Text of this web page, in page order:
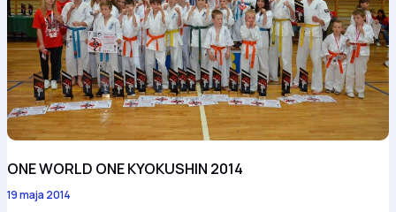
ONE WORLD ONE KYOKUSHIN 2014
19 maja 2014